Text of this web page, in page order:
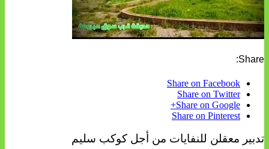
Share:
Share on Facebook
Share on Twitter
Share on Google+
Share on Pinterest
تدبير معقلن للنفايات من أجل كوكب سليم